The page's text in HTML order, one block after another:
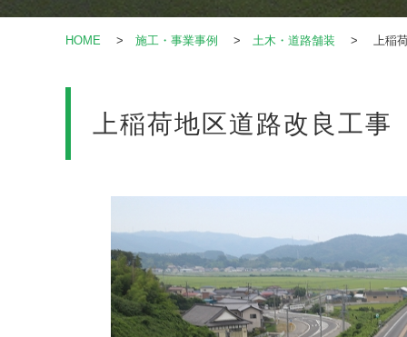
HOME > 施工・事業事例 > 土木・道路舗装 > 上稲荷
上稲荷地区道路改良工事